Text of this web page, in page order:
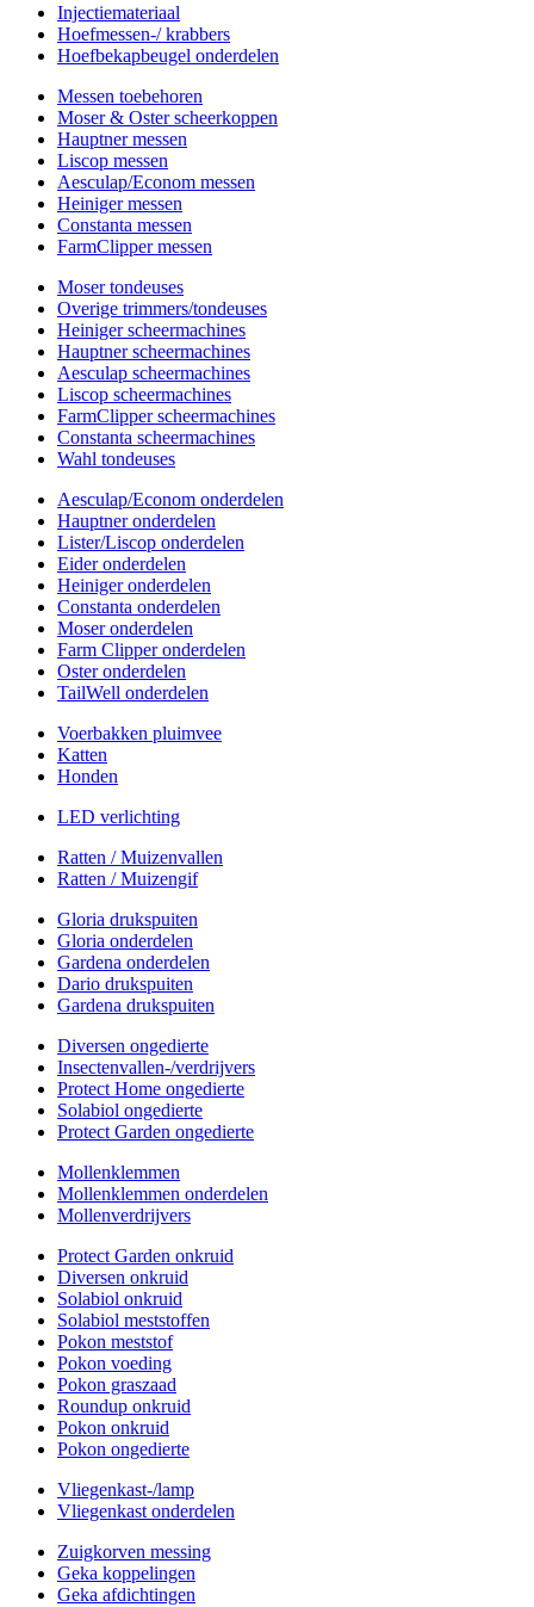
Injectiemateriaal
Hoefmessen-/ krabbers
Hoefbekapbeugel onderdelen
Messen toebehoren
Moser & Oster scheerkoppen
Hauptner messen
Liscop messen
Aesculap/Econom messen
Heiniger messen
Constanta messen
FarmClipper messen
Moser tondeuses
Overige trimmers/tondeuses
Heiniger scheermachines
Hauptner scheermachines
Aesculap scheermachines
Liscop scheermachines
FarmClipper scheermachines
Constanta scheermachines
Wahl tondeuses
Aesculap/Econom onderdelen
Hauptner onderdelen
Lister/Liscop onderdelen
Eider onderdelen
Heiniger onderdelen
Constanta onderdelen
Moser onderdelen
Farm Clipper onderdelen
Oster onderdelen
TailWell onderdelen
Voerbakken pluimvee
Katten
Honden
LED verlichting
Ratten / Muizenvallen
Ratten / Muizengif
Gloria drukspuiten
Gloria onderdelen
Gardena onderdelen
Dario drukspuiten
Gardena drukspuiten
Diversen ongedierte
Insectenvallen-/verdrijvers
Protect Home ongedierte
Solabiol ongedierte
Protect Garden ongedierte
Mollenklemmen
Mollenklemmen onderdelen
Mollenverdrijvers
Protect Garden onkruid
Diversen onkruid
Solabiol onkruid
Solabiol meststoffen
Pokon meststof
Pokon voeding
Pokon graszaad
Roundup onkruid
Pokon onkruid
Pokon ongedierte
Vliegenkast-/lamp
Vliegenkast onderdelen
Zuigkorven messing
Geka koppelingen
Geka afdichtingen